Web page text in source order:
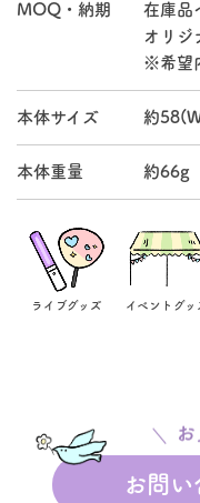
MOQ・納期
在庫品
オリジ
※希望
本体サイズ 約
本体重量 約66g
ライブグッズ イベントグッ
お問い